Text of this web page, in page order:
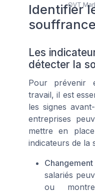
QVT
Identifier
Les
détecter la
Pour prévenir
travail, il est
les signes
entreprises
mettre en
indicateurs de la
salariés
ou